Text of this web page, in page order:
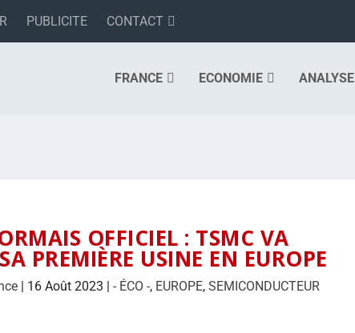
PUBLICITE CONTACT
FRANCE ECONOMIE ANALYSE
OFFICIEL : TSMC VA
PREMIÈRE USINE EN EUROPE
| 16 Août 2023 |- ÉCO -, EUROPE,SEMICONDUCTEUR